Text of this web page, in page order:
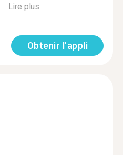
Lire plus
Obtenir l'appli